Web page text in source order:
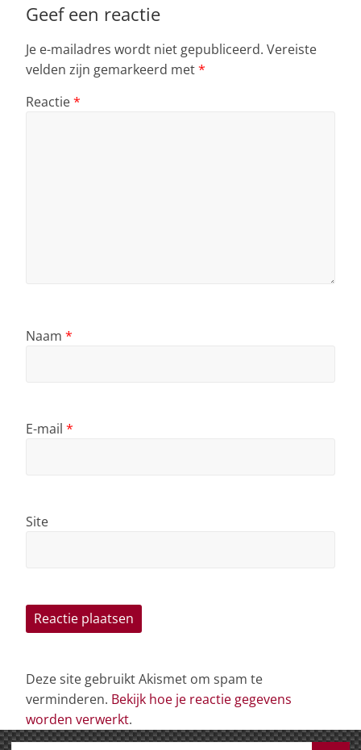
Geef een reactie
Je e-mailadres wordt niet gepubliceerd. Vereiste
velden zijn gemarkeerd met*
Reactie*
Naam *
E-mail *
Site
Deze site gebruikt Akismet om spam te
verminderen. Bekijk hoe je reactie gegevens
worden verwerkt.